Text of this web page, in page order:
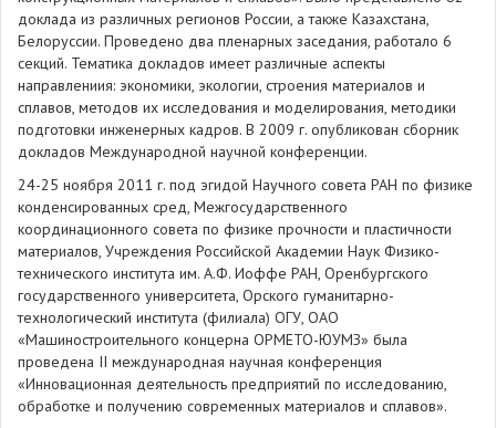
доклада из различных регионов России, а также Казахстана,
Белоруссии. Проведено два пленарных заседания, работало 6
секций. Тематика докладов имеет различные аспекты
направлениия: экономики, экологии, строения материалов и
сплавов, методов их исследования и моделирования, методики
подготовки инженерных кадров. В 2009 г. опубликован сборник
докладов Международной научной конференции.
24-25 ноября 2011 г. под эгидой Научного совета РАН по физике
конденсированных сред, Межгосударственного
координационного совета по физике прочности и пластичности
материалов, Учреждения Российской Академии Наук Физико-
технического института им. А.Ф. Иоффе РАН, Оренбургского
государственного университета, Орского гуманитарно-
технологический института (филиала) ОГУ, ОАО
«Машиностроительного концерна ОРМЕТО-ЮУМЗ» была
проведена II международная научная конференция
«Инновационная деятельность предприятий по исследованию,
обработке и получению современных материалов и сплавов».